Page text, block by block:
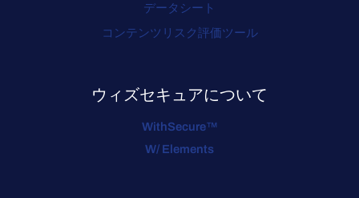
データシート
コンテンツリスク評価ツール
ウィズセキュアについて
WithSecure™
W/ Elements